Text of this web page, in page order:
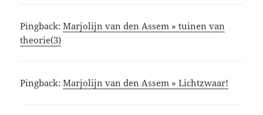
Pingback:Marjolijn van den Assem » tuinen van
theorie(3)
Pingback:Marjolijn van den Assem » Lichtzwaar!